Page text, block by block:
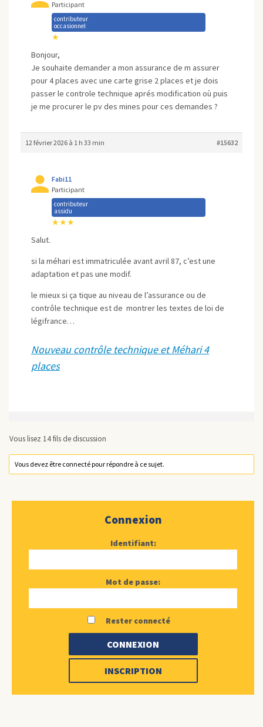
Participant
contributeur
occasionnel
★
Bonjour,
Je souhaite demander a mon assurance de m assurer
pour 4 places avec une carte grise 2 places et je dois
passer le controle technique aprés modification où puis
je me procurer le pv des mines pour ces demandes ?
12 février 2026 à 1 h 33 min #15632
Fabi11
Participant
contributeur
assidu
★★★
Salut.
si la méhari est immatriculée avant avril 87, c’est une
adaptation et pas une modif.
le mieux si ça tique au niveau de l’assurance ou de
contrôle technique est de montrer les textes de loi de
légifrance…
Nouveau contrôle technique et Méhari 4
places
Vous lisez 14 fils de discussion
Vous devez être connecté pour répondre à ce sujet.
Connexion
Identifiant:
Mot de passe:
Rester connecté
CONNEXION
INSCRIPTION